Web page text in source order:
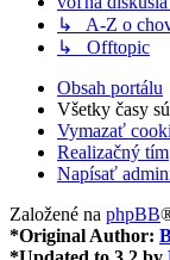
↳ A-Z o
↳ Offtopic
Obsah portálu
Všetky časy
Vymazať
Realizačný tím
Napísať
Založené na phpBB
*Original Author: